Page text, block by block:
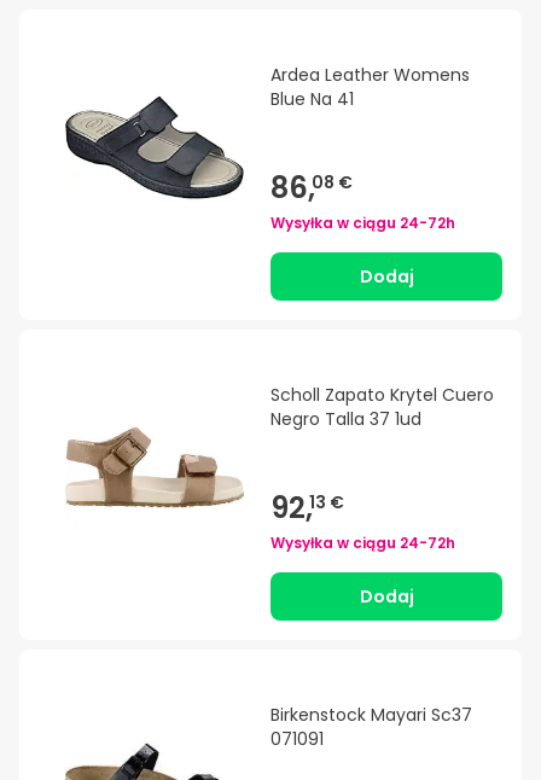
Ardea Leather Womens
Blue Na 41
86,08 €
Wysyłka w ciągu 24-72h
Dodaj
Scholl Zapato Krytel Cuero
Negro Talla 37 1ud
92,13 €
Wysyłka w ciągu 24-72h
Dodaj
Birkenstock Mayari Sc37
071091